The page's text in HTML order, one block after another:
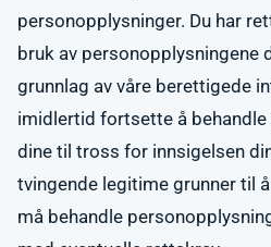
personopplysninger. Du har
bruk av personopplysningene
grunnlag av våre berettigede
imidlertid fortsette å
dine til tross for innsigelsen
tvingende legitime grunner til
må behandle